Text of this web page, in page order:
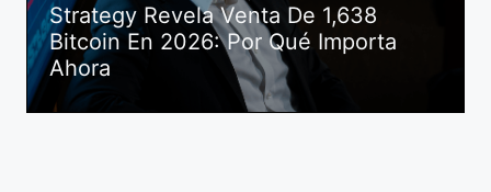
Strategy Revela Venta De 1,638
Bitcoin En 2026: Por Qué Importa
Ahora